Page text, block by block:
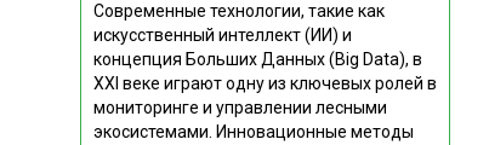
Современные технологии, такие как
искусственный интеллект (ИИ) и
концепция Больших Данных (Big Data), в
XXI веке играют одну из ключевых ролей в
мониторинге и управлении лесными
экосистемами. Инновационные методы